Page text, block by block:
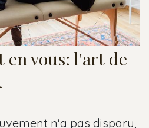
en vous: l'art de
n'a pas disparu,